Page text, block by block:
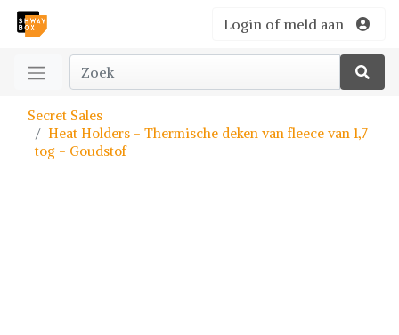
Login of meld aan
Secret Sales
Heat Holders - Thermische deken van fleece van 1,7
tog - Goudstof